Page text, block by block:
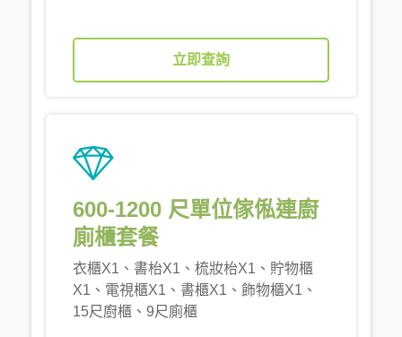
立即查詢
600-1200 尺單位傢俬連廚
廁櫃套餐
衣櫃X1、書枱X1、梳妝枱X1、貯物櫃
X1、電視櫃X1、書櫃X1、飾物櫃X1、
15尺廚櫃、9尺廁櫃